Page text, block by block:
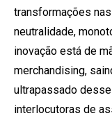
transformações
neutralidade,
inovação está de
merchandising,
ultrapassado
interlocutoras de